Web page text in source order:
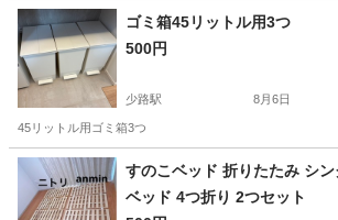
ゴミ箱45リットル用3つ
500円
少路駅 8月6日
45リットル用ゴミ箱3つ
大阪 豊中市 インテリア雑貨/小物
すのこベッド 折りたたみ シングル 天然桐
ベッド 4つ折り 2つセット